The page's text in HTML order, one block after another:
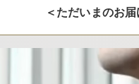
＜ただいまのお